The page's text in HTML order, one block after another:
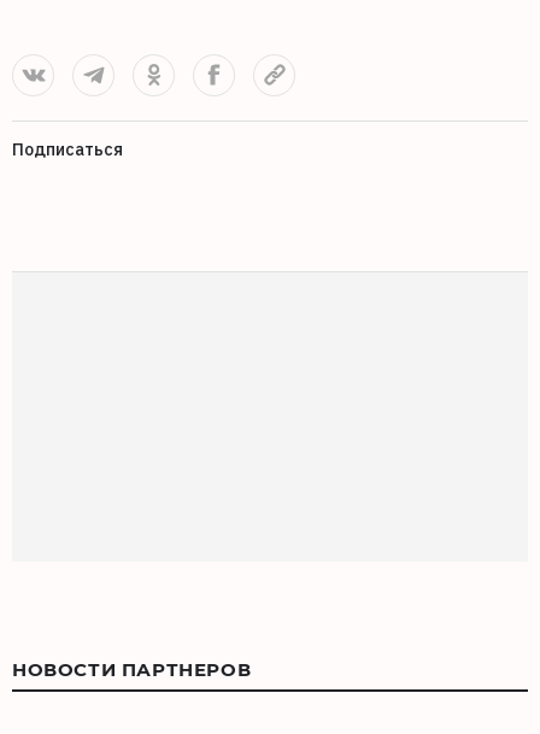
Подписаться
НОВОСТИ ПАРТНЕРОВ